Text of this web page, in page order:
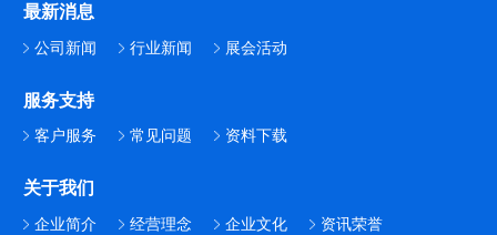
最新消息
公司新闻 行业新闻 展会活动
服务支持
客户服务 常见问题 资料下载
关于我们
企业简介 经营理念 企业文化
资讯荣誉